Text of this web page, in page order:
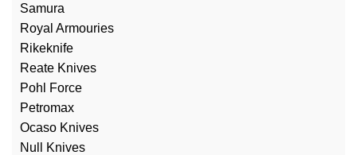
Samura
Royal Armouries
Rikeknife
Reate Knives
Pohl Force
Petromax
Ocaso Knives
Null Knives